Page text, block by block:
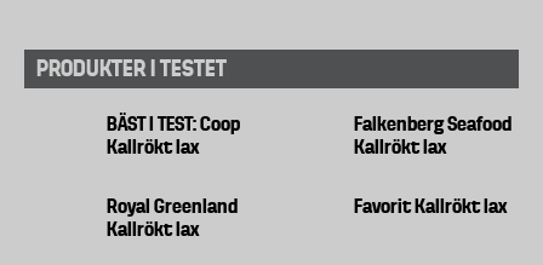
PRODUKTER I TESTET
BÄST I TEST: Coop
Kallrökt lax
Falkenberg Seafood
Kallrökt lax
Royal Greenland
Kallrökt lax
Favorit Kallrökt lax